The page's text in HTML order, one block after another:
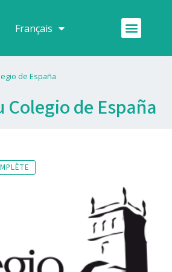
Français
Español Menu
de España
Colegio de España